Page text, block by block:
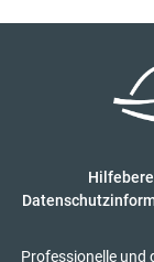
Professionelle und